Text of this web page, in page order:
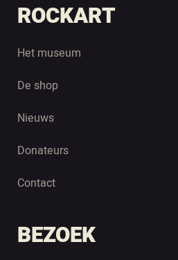
ROCKART
Het museum
De shop
Nieuws
Donateurs
Contact
BEZOEK